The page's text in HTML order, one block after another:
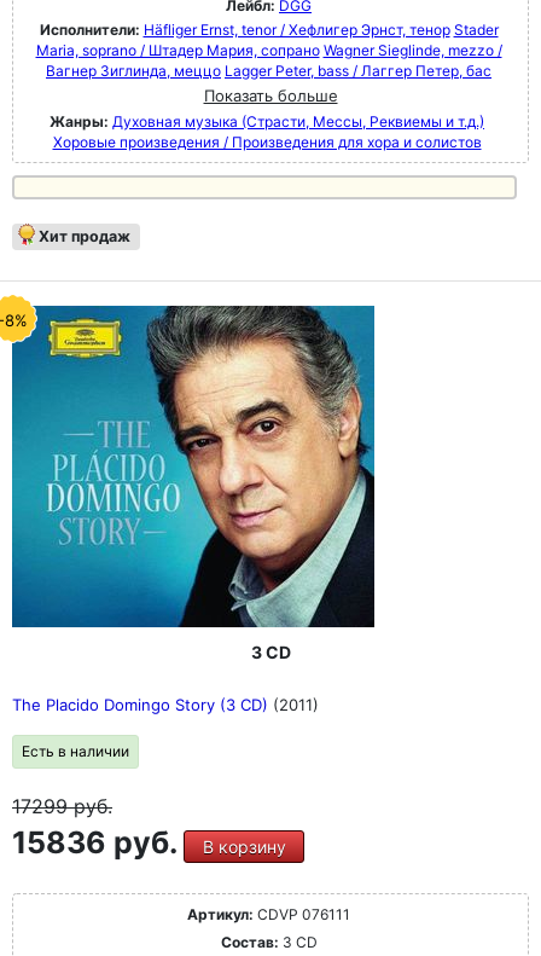
Лейбл: DGG
Исполнители: Häfliger Ernst, tenor / Хефлигер Эрнст, тенор Stader
Maria, soprano / Штадер Мария, сопрано Wagner Sieglinde, mezzo /
Вагнер Зиглинда, меццо Lagger Peter, bass / Лаггер Петер, бас
Показать больше
Жанры: Духовная музыка (Страсти, Мессы, Реквиемы и т.д.)
Хоровые произведения / Произведения для хора и солистов
Хит продаж
8%
3 CD
The Placido Domingo Story (3 CD) (2011)
Есть в наличии
17299руб.
15836 руб. В корзину
Артикул: CDVP 076111
Состав: 3 CD